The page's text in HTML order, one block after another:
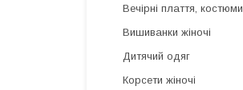
Вечірні плаття, костюми
Вишиванки жіночі
Дитячий одяг
Корсети жіночі